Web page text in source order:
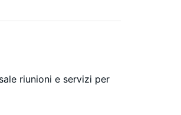
riunioni e servizi per